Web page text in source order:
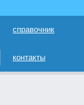
справочник
контакты